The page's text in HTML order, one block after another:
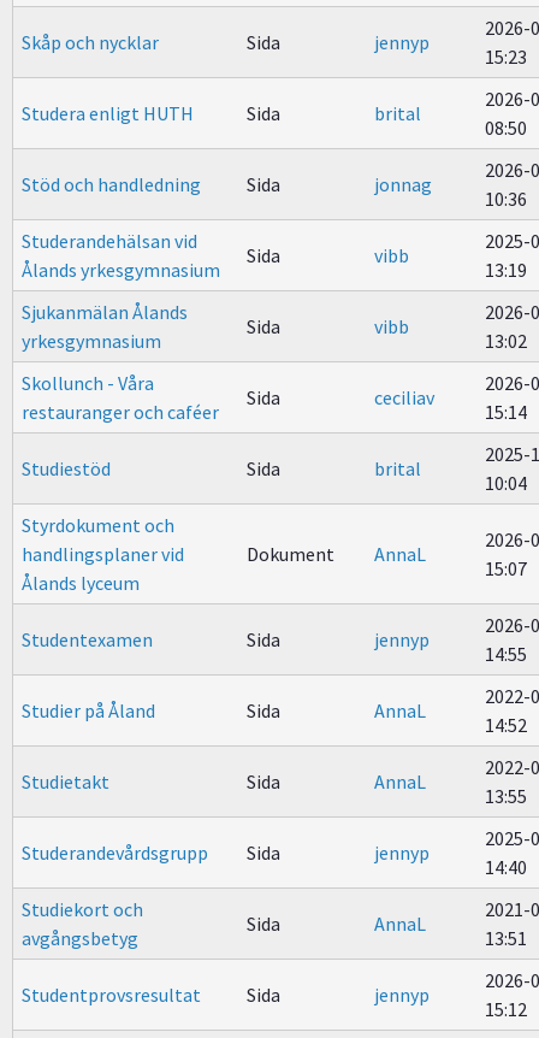
Skåp och nycklar Sida jennyp
2026-
15:23
Studera enligt HUTH Sida brital
2026-
08:50
Stöd och handledning Sida jonnag
2026-
10:36
Studerandehälsan vid
Ålands yrkesgymnasium
Sida vibb
2025-
13:19
Sjukanmälan Ålands
yrkesgymnasium
Sida vibb
2026-
13:02
Skollunch - Våra
restauranger och caféer
Sida ceciliav
2026-
15:14
Studiestöd Sida brital
2025-
10:04
Styrdokument och
handlingsplaner vid
Ålands lyceum
Dokument AnnaL
2026-
15:07
Studentexamen Sida jennyp
2026-
14:55
Studier på Åland Sida AnnaL
2022-
14:52
Studietakt Sida AnnaL
2022-
13:55
Studerandevårdsgrupp Sida jennyp
2025-
14:40
Studiekort och
avgångsbetyg
Sida AnnaL
2021-
13:51
Studentprovsresultat Sida jennyp
2026-
15:12